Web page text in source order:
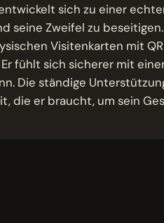
sich zu einer
seine Zweifel zu
Visitenkarten mit
fühlt sich sicherer mit
Die ständige
die er braucht, um sein